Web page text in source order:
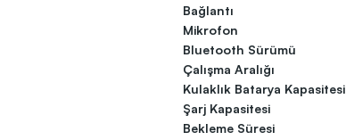
Bağlantı
Mikrofon
Bluetooth Sürümü
Çalışma Aralığı
Kulaklık Batarya Kapasitesi
Şarj Kapasitesi
Bekleme Süresi